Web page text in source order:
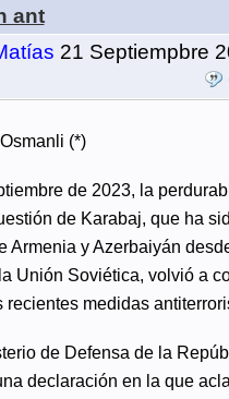
ant
21 Septiempbre
(*)
de 2023, la
de Karabaj, que ha
Armenia y Azerbaiyán
Unión Soviética, volvió a
recientes medidas
de Defensa de la
declaración en la que